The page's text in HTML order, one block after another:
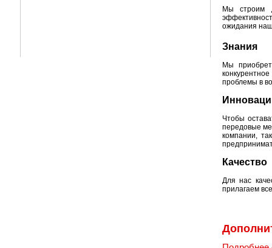
Мы строим
ожидания
Знания
Мы
проблемы в
Чтобы
передовые
компании,
Качество
Для нас
прилагаем